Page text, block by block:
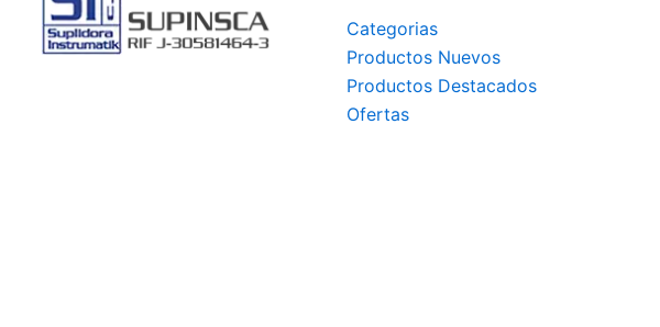
Categorias
Productos Nuevos
Productos Destacados
Ofertas